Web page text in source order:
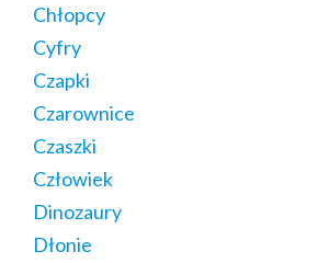
Chłopcy
Cyfry
Czapki
Czarownice
Czaszki
Człowiek
Dinozaury
Dłonie